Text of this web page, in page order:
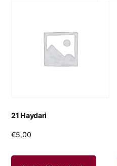
21 Haydari
€5,00